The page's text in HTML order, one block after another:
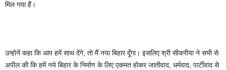
मिल गया हैं।
उन्होनें कहा कि आप हमें साथ देंगे, तो मैं नया बिहार दूँगा। इसलिए श्री सीकरीया ने सभी से
अपील की कि हमें नये बिहार के निर्माण के लिए एकमत होकर जातीवाद, धर्मवाद, पार्टीवाद से